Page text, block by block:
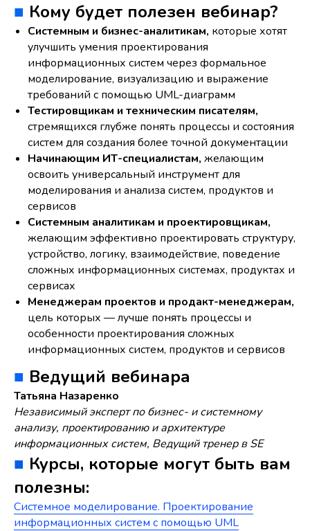
■ Кому будет полезен вебинар?
Системным и бизнес-аналитикам, которые хотят
улучшить умения проектирования
информационных систем через формальное
моделирование, визуализацию и выражение
требований с помощью UML-диаграмм
Тестировщикам и техническим писателям,
стремящихся глубже понять процессы и состояния
систем для создания более точной документации
Начинающим ИТ-специалистам, желающим
освоить универсальный инструмент для
моделирования и анализа систем, продуктов и
сервисов
Системным аналитикам и проектировщикам,
желающим эффективно проектировать структуру,
устройство, логику, взаимодействие, поведение
сложных информационных системах, продуктах и
сервисах
Менеджерам проектов и продакт-менеджерам,
цель которых — лучше понять процессы и
особенности проектирования сложных
информационных систем, продуктов и сервисов
■ Ведущий вебинара
Татьяна Назаренко
Независимый эксперт по бизнес- и системному
анализу, проектированию и архитектуре
информационных систем, Ведущий тренер в SE
■ Курсы, которые могут быть вам
полезны:
Системное моделирование. Проектирование
информационных систем с помощью UML